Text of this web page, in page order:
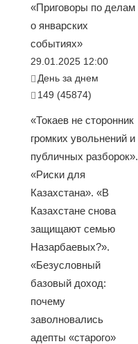
«Приговоры по делам
о январских
событиях»
29.01.2025 12:00
День за днем
149 (45874)
«Токаев не сторонник
громких увольнений и
публичных разборок».
«Риски для
Казахстана». «В
Казахстане снова
защищают семью
Назарбаевых?».
«Безусловный
базовый доход:
почему
заволновались
адепты «старого»